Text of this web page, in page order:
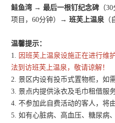
鲑鱼湾 → 最后一根钉纪念碑 （
项目，60分钟）
→ 班芙上温泉
温馨提示：
1. 因班芙上温泉设施正在进行维
法到访班芙上温泉，敬请谅解！
2. 景区内设有投币式置物柜，如
3. 景点内提供泳衣及毛巾租借服
4. 不参加此自费活动的客人，将
5. 如有心脏病、高血压、糖尿病